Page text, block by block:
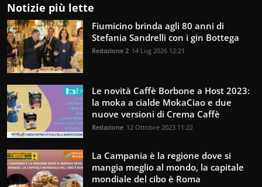
Notizie più lette
Fiumicino brinda agli 80 anni di
Stefania Sandrelli con i gin Bottega
Redazione 2 14 Lug 2026 12:21
Le novità Caffè Borbone a Host 2023:
la moka a cialde MokaCiao e due
nuove versioni di Crema Caffè
Redazione 12 Ottobre 2023 11:22
La Campania è la regione dove si
mangia meglio al mondo, la capitale
mondiale del cibo è Roma